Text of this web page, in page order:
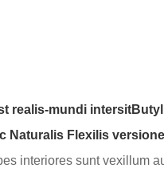
realis-mundi intersit
Naturalis Flexilis
interiores sunt vexillum